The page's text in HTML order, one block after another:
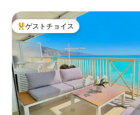
大好評のゲストチョイスです。
ゲストチョイス